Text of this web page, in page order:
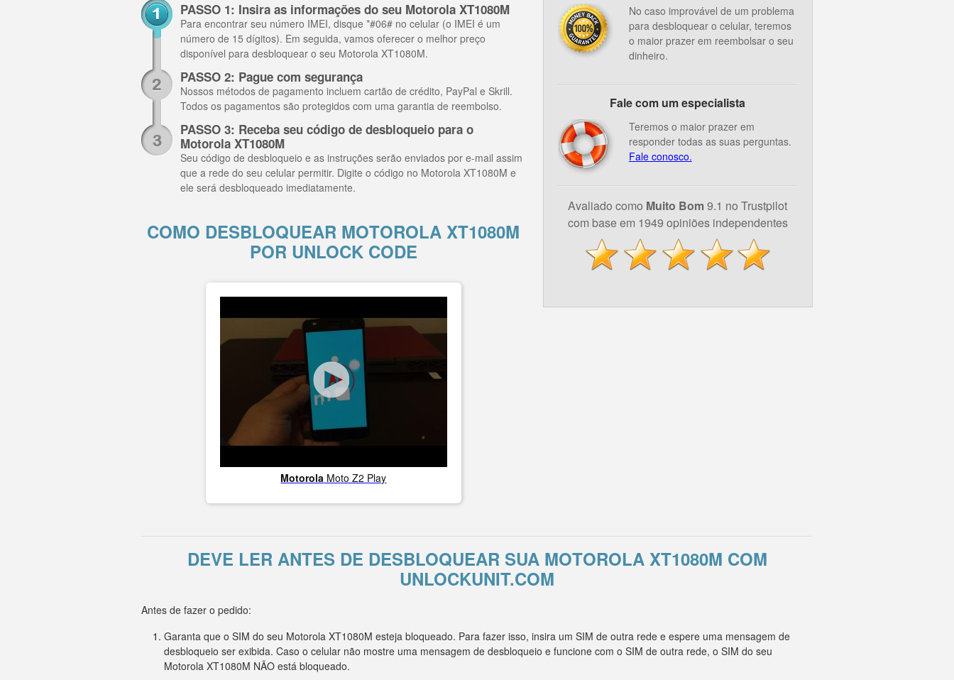
PASSO 1: Insira as informações do seu Motorola XT1080M
Para encontrar seu número IMEI, disque *#06# no celular (o IMEI é um
número de 15 dígitos). Em seguida, vamos oferecer o melhor preço
disponível para desbloquear o seu Motorola XT1080M.
PASSO 2: Pague com segurança
Nossos métodos de pagamento incluem cartão de crédito, PayPal e Skrill.
Todos os pagamentos são protegidos com uma garantia de reembolso.
PASSO 3: Receba seu código de desbloqueio para o
Motorola XT1080M
Seu código de desbloqueio e as instruções serão enviados por e-mail assim
que a rede do seu celular permitir. Digite o código no Motorola XT1080M e
ele será desbloqueado imediatamente.
COMO DESBLOQUEAR MOTOROLA XT1080M
POR UNLOCK CODE
Motorola Moto Z2 Play
No caso improvável de um problema
para desbloquear o celular, teremos
o maior prazer em reembolsar o seu
dinheiro.
Fale com um especialista
Teremos o maior prazer em
responder todas as suas perguntas.
Fale conosco.
Avaliado como Muito Bom9.1 no Trustpilot
com base em 1949 opiniões independentes
DEVE LER ANTES DE DESBLOQUEAR SUA MOTOROLA XT1080M COM
UNLOCKUNIT.COM
Antes de fazer o pedido:
Garanta que o SIM do seu Motorola XT1080M esteja bloqueado. Para fazer isso, insira um SIM de outra rede e espere uma mensagem de
desbloqueio ser exibida. Caso o celular não mostre uma mensagem de desbloqueio e funcione com o SIM de outra rede, o SIM do seu
Motorola XT1080M NÃO está bloqueado.